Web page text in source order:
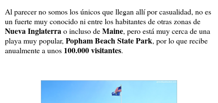
Al parecer no somos los únicos que llegan allí por casualidad, no es
un fuerte muy conocido ni entre los habitantes de otras zonas de
Nueva Inglaterrao incluso deMaine, pero está muy cerca de una
playa muy popular, Popham Beach State Park, por lo que recibe
anualmente a unos 100.000 visitantes.